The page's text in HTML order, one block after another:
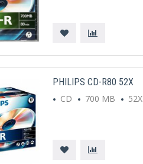
PHILIPS CD-R80 52X
CD
700 MB 52X